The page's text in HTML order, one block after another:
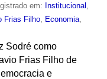
em: Institucional
Frias Filho, Economia,
Sodré como
Frias Filho de
e